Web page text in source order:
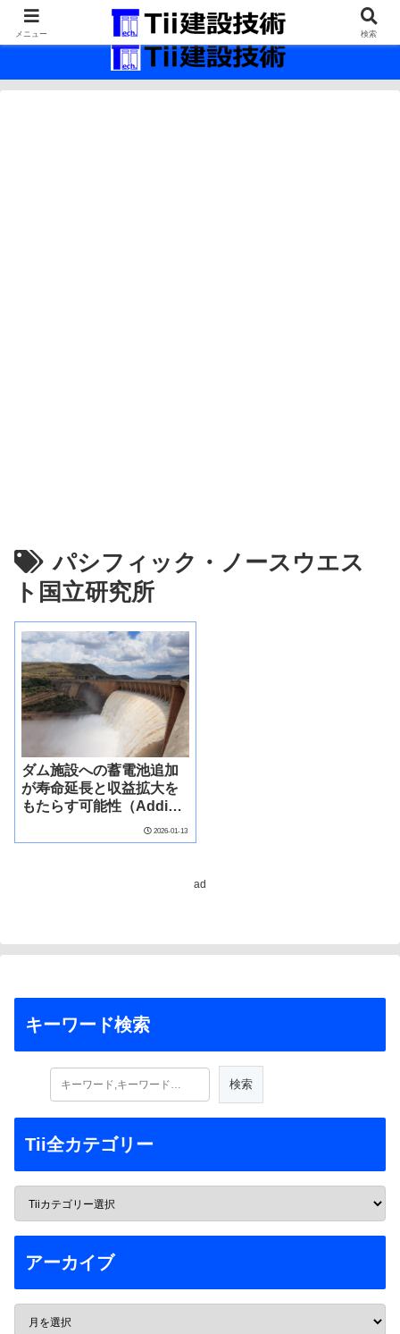
最新の建設技術の情報インフラ。
パシフィック・ノースウエス
ト国立研究所
ダム施設への蓄電池追加
が寿命延長と収益拡大を
もたらす可能性（Adding
Batteries to Hydropower
Facilities Could Increase
2026-01-13
ad
キーワード検索
Tii全カテゴリー
アーカイブ
メニュー 検索